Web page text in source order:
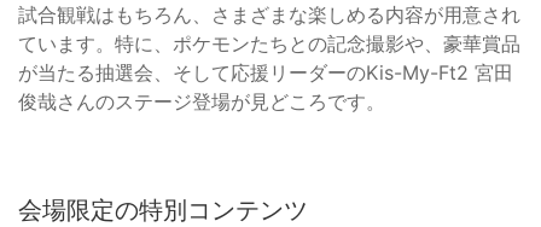
試合観戦はもちろん、さまざまな楽しめる内容が用意され
ています。特に、ポケモンたちとの記念撮影や、豪華賞品
が当たる抽選会、そして応援リーダーのKis-My-Ft2 宮田
俊哉さんのステージ登場が見どころです。
会場限定の特別コンテンツ